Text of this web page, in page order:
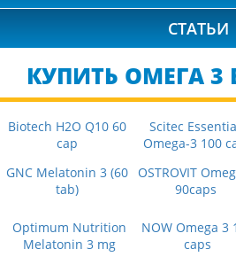
СТАТЬИ
КУПИТЬ ОМЕГА 3
Biotech H2O Q10 60
cap
Scitec
Omega-3 100
GNC Melatonin 3 (60
tab)
OSTROVIT
90caps
Optimum Nutrition
Melatonin 3 mg
NOW Omega 3
caps